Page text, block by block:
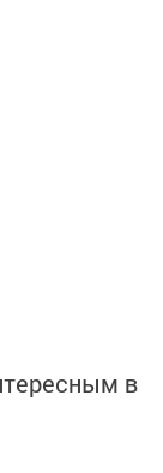
в